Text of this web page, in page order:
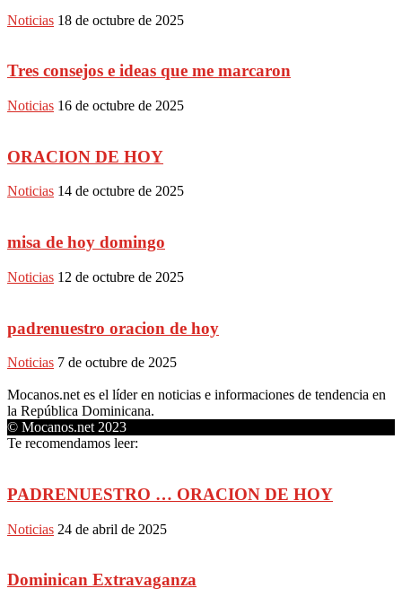
Noticias 18 de octubre de 2025
Tres consejos e ideas que me marcaron
Noticias 16 de octubre de 2025
ORACION DE HOY
Noticias 14 de octubre de 2025
misa de hoy domingo
Noticias 12 de octubre de 2025
padrenuestro oracion de hoy
Noticias 7 de octubre de 2025
Mocanos.net es el líder en noticias e informaciones de tendencia en
la República Dominicana.
© Mocanos.net 2023
Te recomendamos leer:
PADRENUESTRO … ORACION DE HOY
Noticias 24 de abril de 2025
Dominican Extravaganza